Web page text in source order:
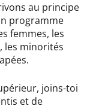
au principe
programme
femmes, les
les minorités
joins-toi
et de